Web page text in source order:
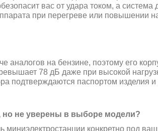
вас от удара током, а система
при перегреве или повышении
аналогов на бензине, поэтому его
78 дБ даже при высокой
подтверждаются паспортом изделия
но не уверены в выборе модели?
конкретно под